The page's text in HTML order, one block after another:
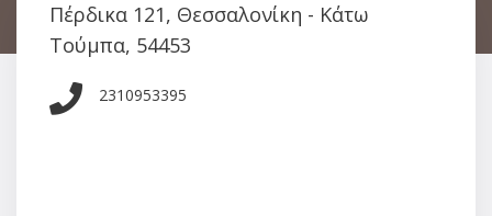
Πέρδικα 121, Θεσσαλονίκη - Κάτω
Τούμπα, 54453
2310953395